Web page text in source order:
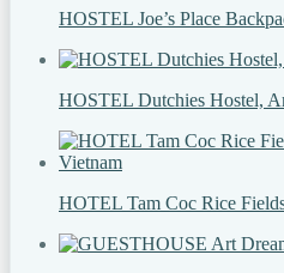
HOSTEL Joe’s Place
HOSTEL Dutchies Hostel,
HOTEL Tam Coc Rice